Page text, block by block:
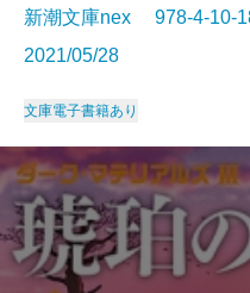
新潮文庫nex 978-4-
2021/05/28
文庫電子書籍あり